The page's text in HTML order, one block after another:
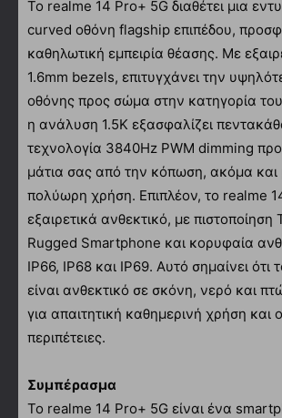
Το realme 14 Pro+ 5G διαθέτει μια
curved οθόνη flagship επιπέδου,
καθηλωτική εμπειρία θέασης. Με
1.6mm bezels, επιτυγχάνει την
οθόνης προς σώμα στην κατηγορία
η ανάλυση 1.5K εξασφαλίζει
τεχνολογία 3840Hz PWM dimming
μάτια σας από την κόπωση, ακόμα και
πολύωρη χρήση. Επιπλέον, το realme
εξαιρετικά ανθεκτικό, με
Rugged Smartphone και κορυφαία
IP66, IP68 και IP69. Αυτό σημαίνει ότι
είναι ανθεκτικό σε σκόνη, νερό και
για απαιτητική καθημερινή χρήση και
περιπέτειες.
Συμπέρασμα
Το realme 14 Pro+ 5G είναι ένα